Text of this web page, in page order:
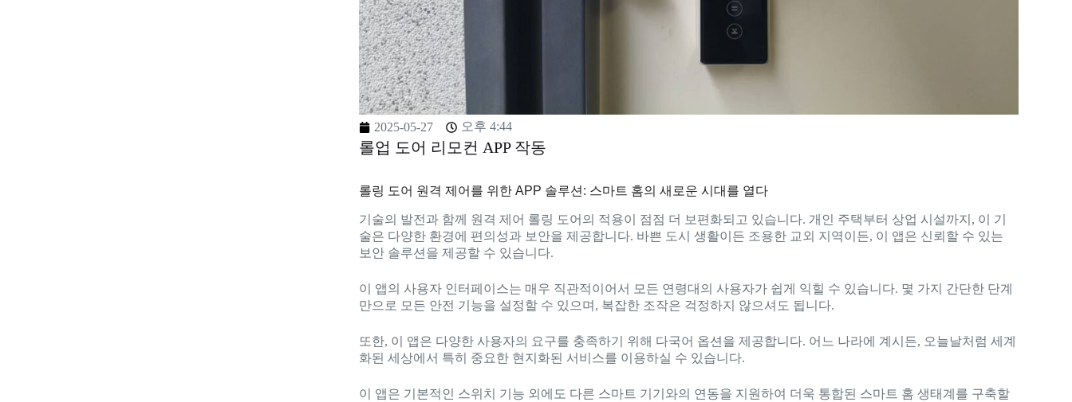
2025-05-27 오후 4:44
롤업 도어 리모컨 APP 작동
롤링 도어 원격 제어를 위한 APP 솔루션: 스마트 홈의 새로운 시대를 열다
기술의 발전과 함께 원격 제어 롤링 도어의 적용이 점점 더 보편화되고 있습니다. 개인 주택부터 상업 시설까지, 이 기
술은 다양한 환경에 편의성과 보안을 제공합니다. 바쁜 도시 생활이든 조용한 교외 지역이든, 이 앱은 신뢰할 수 있는
보안 솔루션을 제공할 수 있습니다.
이 앱의 사용자 인터페이스는 매우 직관적이어서 모든 연령대의 사용자가 쉽게 익힐 수 있습니다. 몇 가지 간단한 단계
만으로 모든 안전 기능을 설정할 수 있으며, 복잡한 조작은 걱정하지 않으셔도 됩니다.
또한, 이 앱은 다양한 사용자의 요구를 충족하기 위해 다국어 옵션을 제공합니다. 어느 나라에 계시든, 오늘날처럼 세계
화된 세상에서 특히 중요한 현지화된 서비스를 이용하실 수 있습니다.
이 앱은 기본적인 스위치 기능 외에도 다른 스마트 기기와의 연동을 지원하여 더욱 통합된 스마트 홈 생태계를 구축할